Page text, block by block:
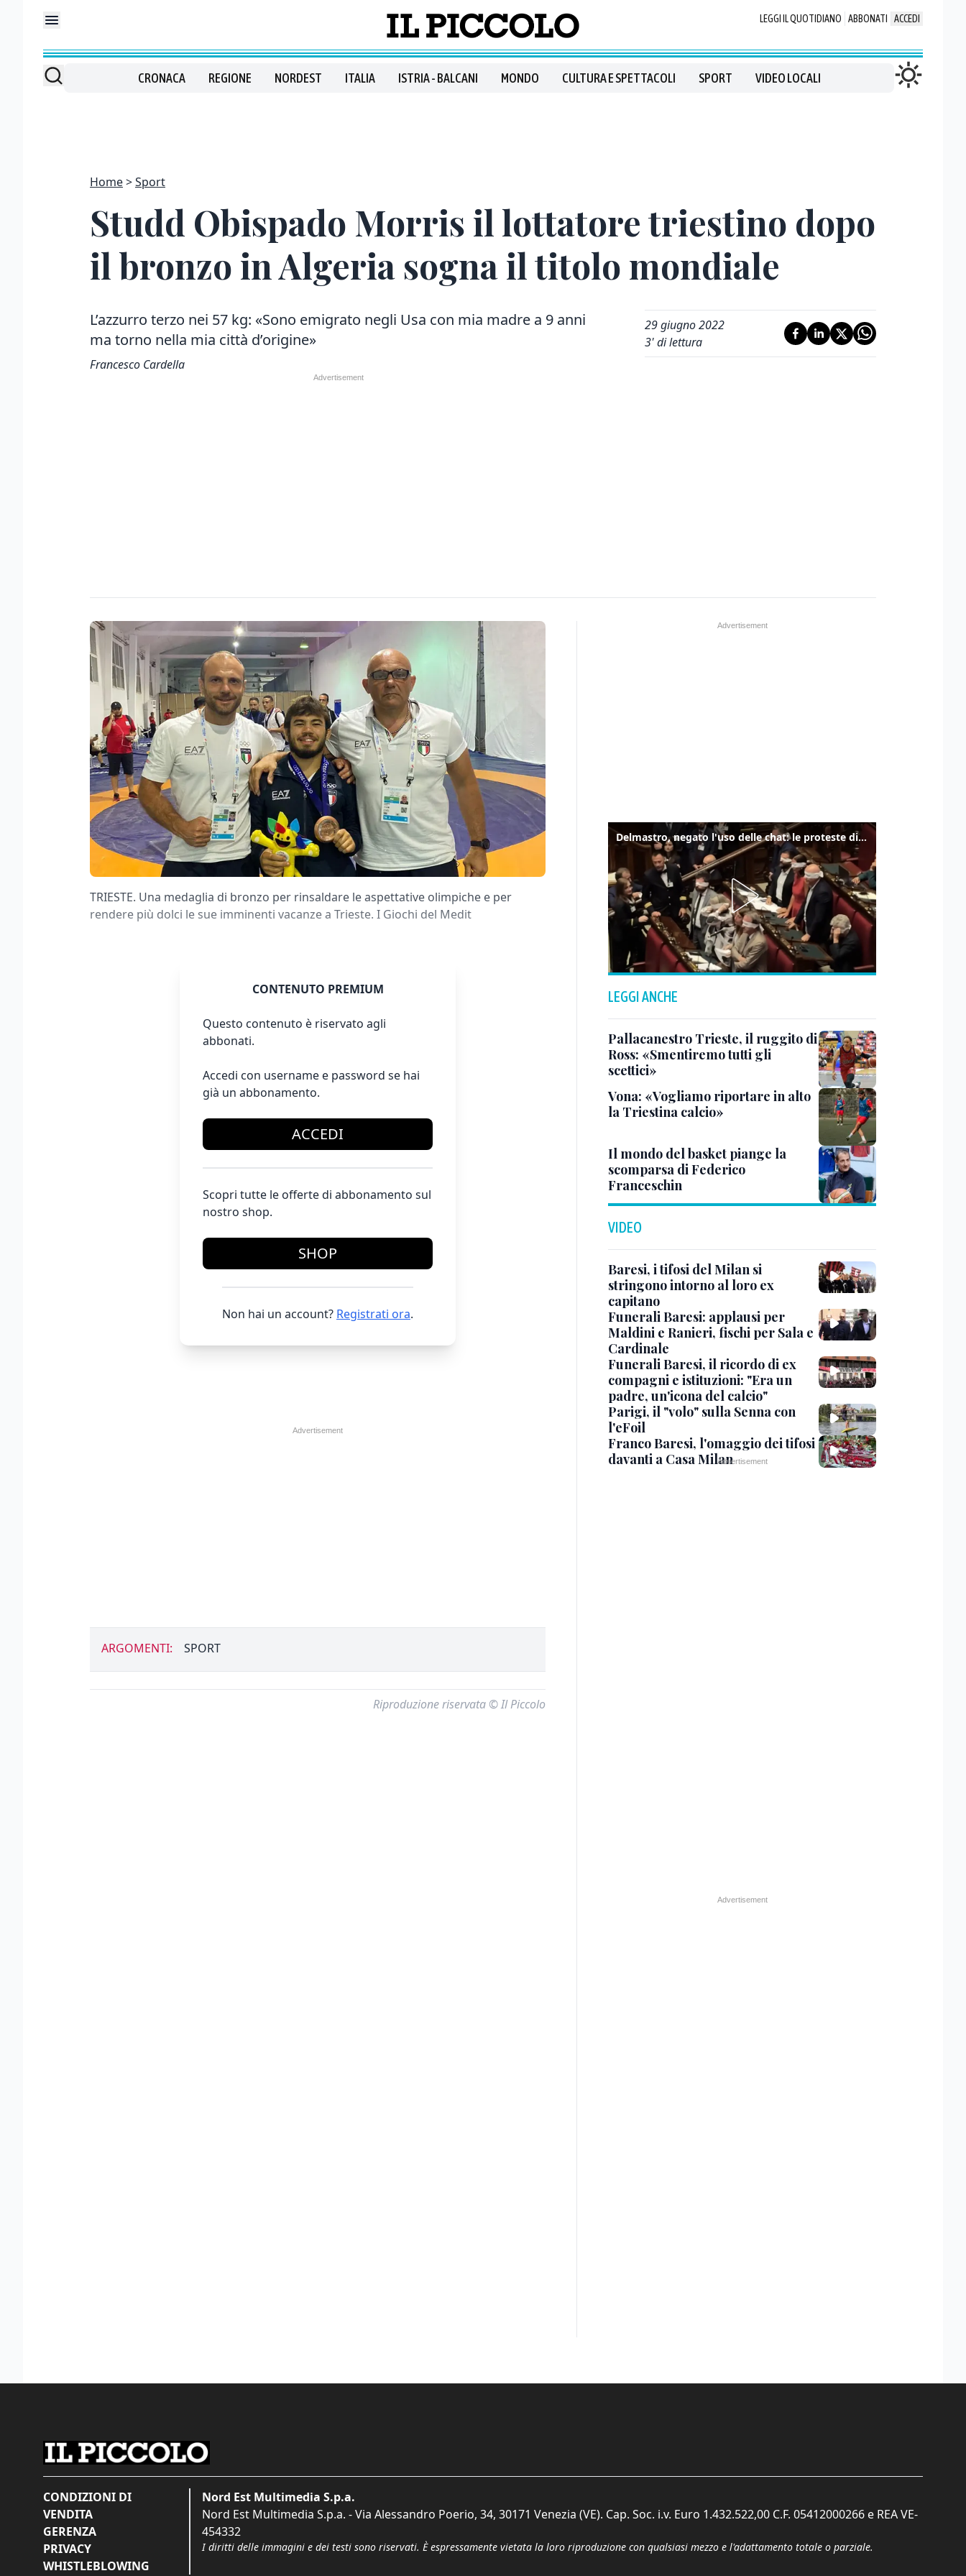
LEGGI IL QUOTIDIANO ABBONATI ACCEDI
CRONACA REGIONE NORDEST ITALIA ISTRIA - BALCANI MONDO CULTURA E SPETTACOLI SPORT VIDEO LOCALI
Home Sport
Studd Obispado Morris il lottatore triestino dopo
il bronzo in Algeria sogna il titolo mondiale
L’azzurro terzo nei 57 kg: «Sono emigrato negli Usa con mia madre a 9 anni
ma torno nella mia città d’origine»
Francesco Cardella
29 giugno 2022
3' di lettura
TRIESTE. Una medaglia di bronzo per rinsaldare le aspettative olimpiche e per
rendere più dolci le sue imminenti vacanze a Trieste. I Giochi del Medit
CONTENUTO PREMIUM
Questo contenuto è riservato agli
abbonati.
Accedi con username e password se hai
già un abbonamento.
ACCEDI
Scopri tutte le offerte di abbonamento sul
nostro shop.
SHOP
Non hai un account? Registrati ora.
ARGOMENTI: SPORT
Riproduzione riservata © Il Piccolo
Delmastro, negato l'uso delle chat: le proteste di Avs e M5s
LEGGI ANCHE
Pallacanestro Trieste, il ruggito di
Ross: «Smentiremo tutti gli
scettici»
Vona: «Vogliamo riportare in alto
la Triestina calcio»
Il mondo del basket piange la
scomparsa di Federico
Franceschin
VIDEO
Baresi, i tifosi del Milan si
stringono intorno al loro ex
capitano
Funerali Baresi: applausi per
Maldini e Ranieri, fischi per Sala e
Cardinale
Funerali Baresi, il ricordo di ex
compagni e istituzioni: "Era un
padre, un'icona del calcio"
Parigi, il "volo" sulla Senna con
l'eFoil
Franco Baresi, l'omaggio dei tifosi
davanti a Casa Milan
CONDIZIONI DI
VENDITA
GERENZA
PRIVACY
WHISTLEBLOWING
Nord Est Multimedia S.p.a.
Nord Est Multimedia S.p.a. - Via Alessandro Poerio, 34, 30171 Venezia (VE). Cap. Soc. i.v. Euro 1.432.522,00 C.F. 05412000266 e REA VE-
454332
I diritti delle immagini e dei testi sono riservati. È espressamente vietata la loro riproduzione con qualsiasi mezzo e l'adattamento totale o parziale.